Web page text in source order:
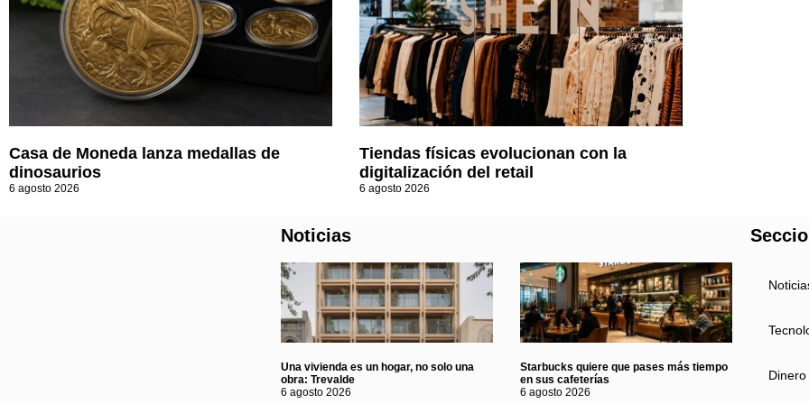
Casa de Moneda lanza medallas de
dinosaurios
6 agosto 2026
Tiendas físicas evolucionan con la
digitalización del retail
6 agosto 2026
Noticias
Una vivienda es un hogar, no solo una
obra: Trevalde
6 agosto 2026
Starbucks quiere que pases más tiempo
en sus cafeterías
6 agosto 2026
Dinero